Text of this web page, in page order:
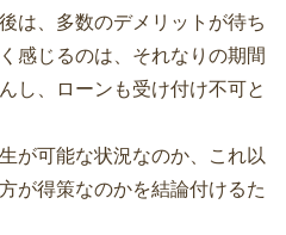
は、多数のデメリットが待ち
感じるのは、それなりの期間
し、ローンも受け付け不可と
が可能な状況なのか、これ以
が得策なのかを結論付けるた